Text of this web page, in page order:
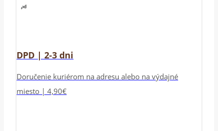
DPD | 2-3 dni
Doručenie kuriérom na adresu alebo na výdajné
miesto | 4,90€